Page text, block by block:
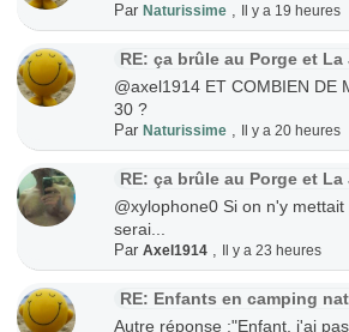
ParNaturissime Il y a 19 heures
RE: ça brûle au Porge et
@axel1914 ET COMBIEN DE
30 ?
ParNaturissime Il y a 20 heures
RE: ça brûle au Porge et
@xylophone0 Si on n'y
serai...
ParAxel1914 Il y a 23 heures
RE: Enfants en camping
Autre réponse :"Enfant, j'ai